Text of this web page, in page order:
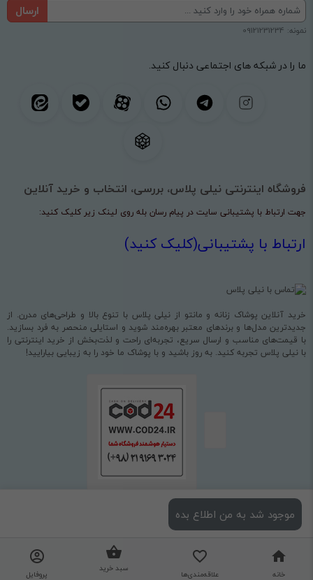
موجود شد به من اطلاع بده
ارسال
نمونه: 09121231234
ما را در شبکه های اجتماعی دنبال کنید.
فروشگاه اینترنتی نیلی پلاس، بررسی، انتخاب و خرید آنلاین
جهت ارتباط با پشتیبانی سایت در پیام رسان بله روی لینک زیر کلیک کنید:
ارتباط با پشتیبانی(کلیک کنید)
خرید آنلاین پوشاک زنانه و مانتو از نیلی پلاس با تنوع بالا و طراحی‌های مدرن. از
جدیدترین مدل‌ها و برندهای معتبر بهره‌مند شوید و استایلی منحصر به فرد بسازید.
با قیمت‌های مناسب و ارسال سریع، تجربه‌ای راحت و لذت‌بخش از خرید اینترنتی را
با نیلی پلاس تجربه کنید. به روز باشید و با پوشاک ما خود را به زیبایی بیارایید!
استفاده از مطالب فروشگاه اینترنتی نیلی پلاس فقط برای مقاصد غیرتجاری و با ذکر
منبع بلامانع است.
طراحی و اجراشرکت مهسان فراز قومس (cod24.ir)
پروفایل
سبد خرید
علاقه‌مندی‌ها خانه